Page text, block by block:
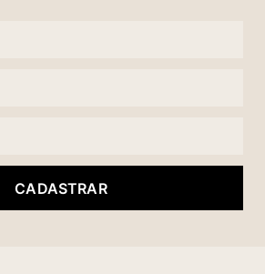
CADASTRAR